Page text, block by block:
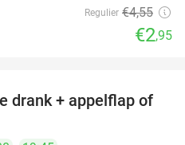
Regulier €4,55
€2,95
51%
drank + appelflap of